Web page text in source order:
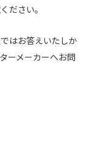
ださい。
はお答えいたしか
ーメーカーへお問